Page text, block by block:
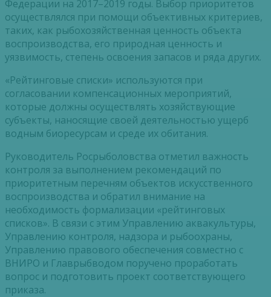
Федерации на 2017–2019 годы. Выбор приоритетов
осуществлялся при помощи объективных критериев,
таких, как рыбохозяйственная ценность объекта
воспроизводства, его природная ценность и
уязвимость, степень освоения запасов и ряда других.
«Рейтинговые списки» используются при
согласовании компенсационных мероприятий,
которые должны осуществлять хозяйствующие
субъекты, наносящие своей деятельностью ущерб
водным биоресурсам и среде их обитания.
Руководитель Росрыболовства отметил важность
контроля за выполнением рекомендаций по
приоритетным перечням объектов искусственного
воспроизводства и обратил внимание на
необходимость формализации «рейтинговых
списков». В связи с этим Управлению аквакультуры,
Управлению контроля, надзора и рыбоохраны,
Управлению правового обеспечения совместно с
ВНИРО и Главрыбводом поручено проработать
вопрос и подготовить проект соответствующего
приказа.